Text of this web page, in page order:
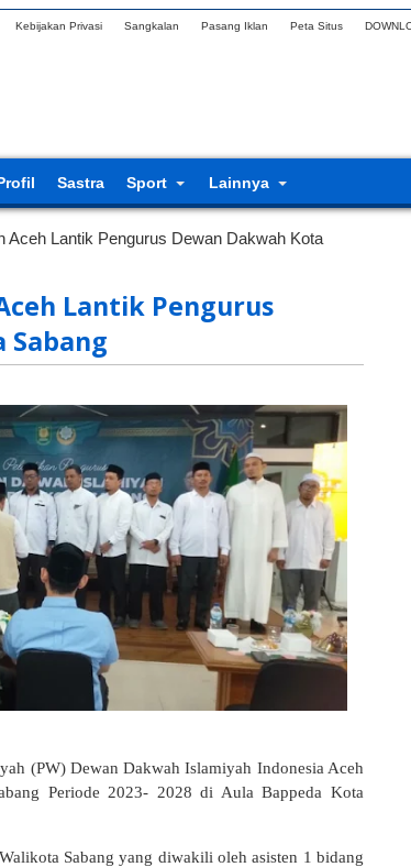
Kebijakan Privasi Sangkalan Pasang Iklan Peta Situs
Sastra Sport Lainnya
Aceh Lantik Pengurus Dewan Dakwah Kota
Lantik Pengurus
Sabang
(PW) Dewan Dakwah Islamiyah Indonesia Aceh
Periode 2023- 2028 di Aula Bappeda Kota
Sabang yang diwakili oleh asisten 1 bidang